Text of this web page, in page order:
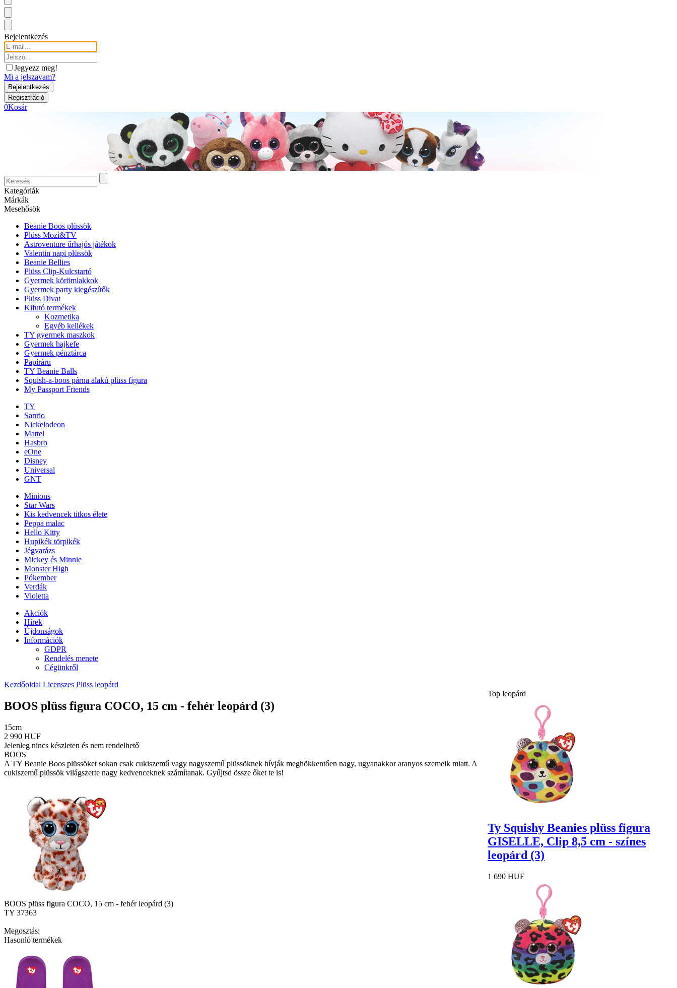
Bejelentkezés
Jegyezz meg!
Mi a jelszavam?
0Kosár
Kategóriák
Márkák
Mesehősök
Beanie Boos plüssök
Plüss Mozi&TV
Astroventure űrhajós játékok
Valentin napi plüssök
Beanie Bellies
Plüss Clip-Kulcstartó
Gyermek körömlakkok
Gyermek party kiegészítők
Plüss Divat
Kifutó termékek
Kozmetika
Egyéb kellékek
TY gyermek maszkok
Gyermek hajkefe
Gyermek pénztárca
Papíráru
TY Beanie Balls
Squish-a-boos párna alakú plüss figura
My Passport Friends
TY
Sanrio
Nickelodeon
Mattel
Hasbro
eOne
Disney
Universal
GNT
Minions
Star Wars
Kis kedvencek titkos élete
Peppa malac
Hello Kitty
Hupikék törpikék
Jégvarázs
Mickey és Minnie
Monster High
Pókember
Verdák
Violetta
Akciók
Hírek
Újdonságok
Információk
GDPR
Rendelés menete
Cégünkről
Kezdőoldal Licenszes Plüss leopárd
BOOS plüss figura COCO, 15 cm - fehér leopárd (3)
15cm
2 990 HUF
Jelenleg nincs készleten és nem rendelhető
BOOS
A TY Beanie Boos plüssöket sokan csak cukiszemű vagy nagyszemű plüssöknek hívják meghökkentően nagy, ugyanakkor aranyos szemeik miatt. A
cukiszemű plüssök világszerte nagy kedvenceknek számítanak. Gyűjtsd össze őket te is!
BOOS plüss figura COCO, 15 cm - fehér leopárd (3)
TY 37363
Megosztás:
Hasonló termékek
Top leopárd
Ty Squishy Beanies plüss figura
GISELLE, Clip 8,5 cm - színes
leopárd (3)
1 690 HUF